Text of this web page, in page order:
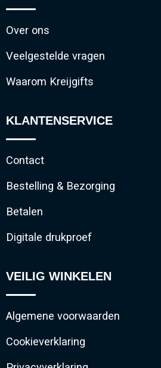
Over ons
Veelgestelde vragen
Waarom Kreijgifts
KLANTENSERVICE
Contact
Bestelling & Bezorging
Betalen
Digitale drukproef
VEILIG WINKELEN
Algemene voorwaarden
Cookieverklaring